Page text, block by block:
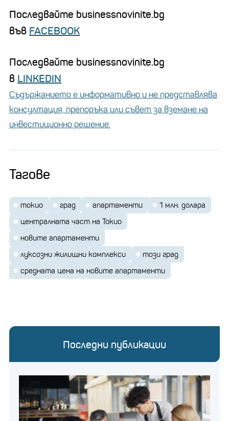
Последвайте businessnovinite.bg
във FACEBOOK
Последвайте businessnovinite.bg
в LINKEDIN
Съдържанието е информативно и не представлява
консултация, препоръка или съвет за вземане на
инвестиционно решение.
Тагове
токио град апартаменти
1 млн. долара
централната част на Токио
новите апартаменти
луксозни жилищни комплекси
този град
средната цена на новите апартаменти
Последни публикации